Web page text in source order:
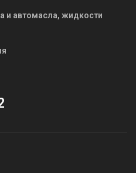
и автомасла, жидкости